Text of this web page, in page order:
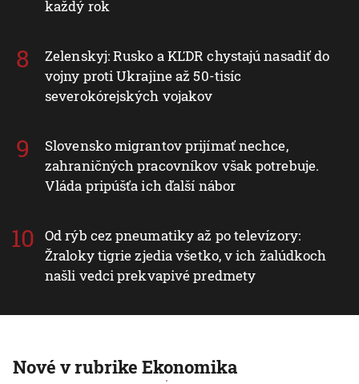
platy pre opatrovateľky, postupne o 200 eur
každý rok
vojny proti Ukrajine až 50-tisíc
severokórejských vojakov
zahraničných pracovníkov však potrebuje.
Vláda pripúšťa ich ďalší nábor